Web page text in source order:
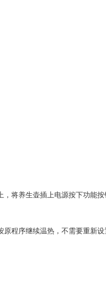
将养生壶插上电源按下功能
程序继续温热，不需要重新